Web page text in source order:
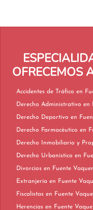
OFRECEMOS
Accidentes
Derecho
Derecho
Derecho
Divorcios en Fuente
Extranjería en Fuente
Fiscalistas en Fuente
Herencias en Fuente